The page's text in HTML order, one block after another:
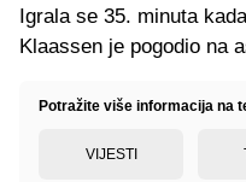
Igrala se 35. minuta
Klaassen je pogodio na
Potražite više informacija na
VIJESTI